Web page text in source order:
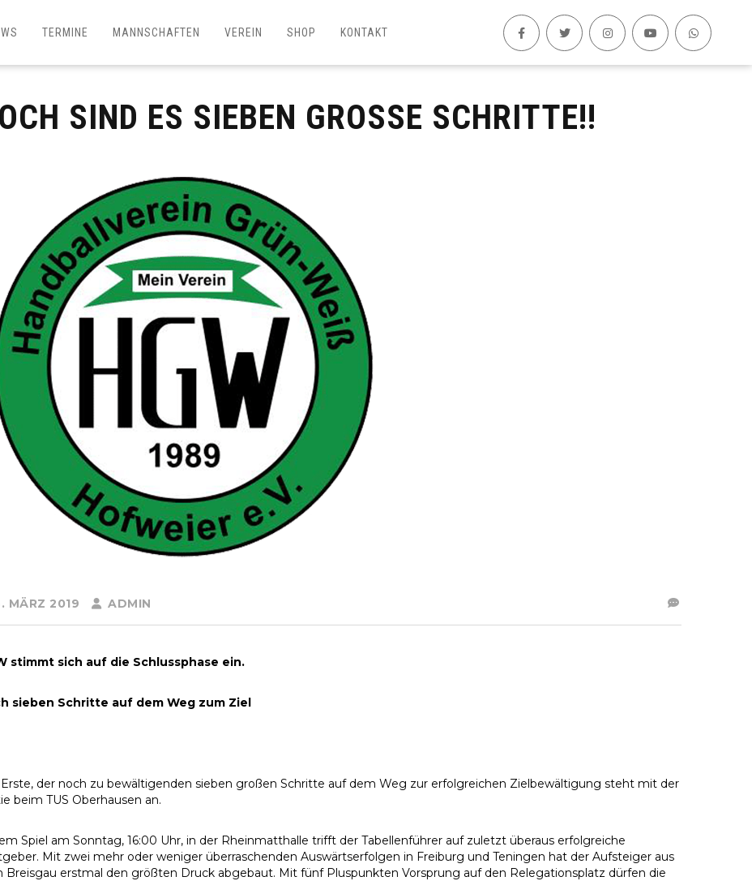
TERMINE MANNSCHAFTEN VEREIN SHOP KONTAKT
SIND ES SIEBEN GROSSE SCHRITTE!!
MÄRZ 2019 ADMIN
stimmt sich auf die Schlussphase ein.
sieben Schritte auf dem Weg zum Ziel
der noch zu bewältigenden sieben großen Schritte auf dem Weg zur erfolgreichen Zielbewältigung steht mit der
beim TUS Oberhausen an.
Spiel am Sonntag, 16:00 Uhr, in der Rheinmatthalle trifft der Tabellenführer auf zuletzt überaus erfolgreiche
Mit zwei mehr oder weniger überraschenden Auswärtserfolgen in Freiburg und Teningen hat der Aufsteiger aus
Breisgau erstmal den größten Druck abgebaut. Mit fünf Pluspunkten Vorsprung auf den Relegationsplatz dürfen die